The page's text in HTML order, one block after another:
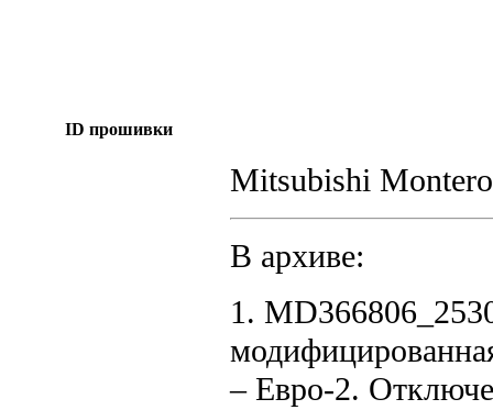
ID прошивки
Mitsubishi Montero
В архиве:
1.
– Евро-2.